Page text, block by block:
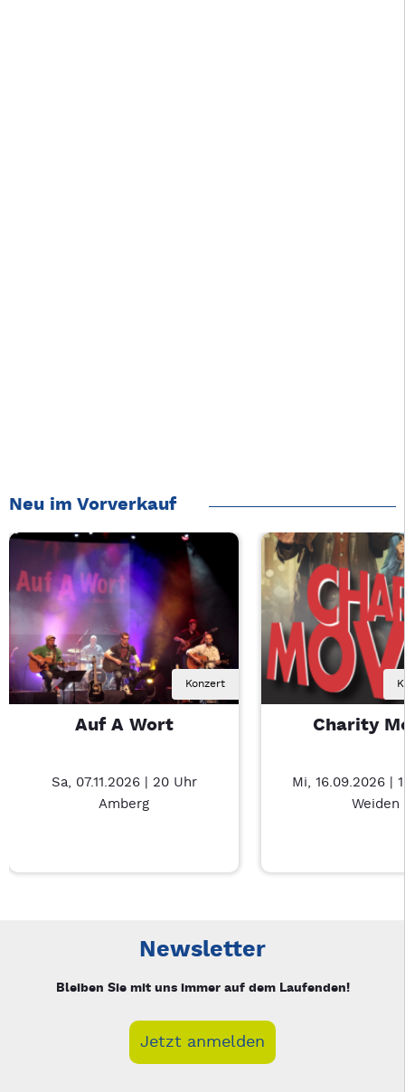
Neu im Vorverkauf
Konzert
Auf A Wort
Sa, 07.11.2026 | 20 Uhr
Amberg
Charity
Mi, 16.09.2026 |
Weiden
Newsletter
Bleiben Sie mit uns immer auf dem Laufenden!
Jetzt anmelden